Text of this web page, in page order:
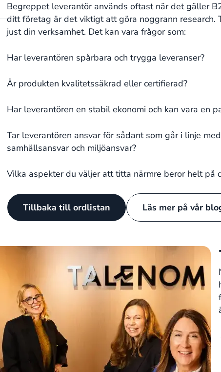
Begreppet leverantör används oftast när det gäller
ditt företag är det viktigt att göra noggrann
just din verksamhet. Det kan vara frågor som:
Har leverantören spårbara och trygga leveranser?
Är produkten kvalitetssäkrad eller certifierad?
Har leverantören en stabil ekonomi och kan vara en
Tar leverantören ansvar för sådant som går i linje
samhällsansvar och miljöansvar?
Vilka aspekter du väljer att titta närmre beror helt på
Tillbaka till ordlistan Läs mer på vår